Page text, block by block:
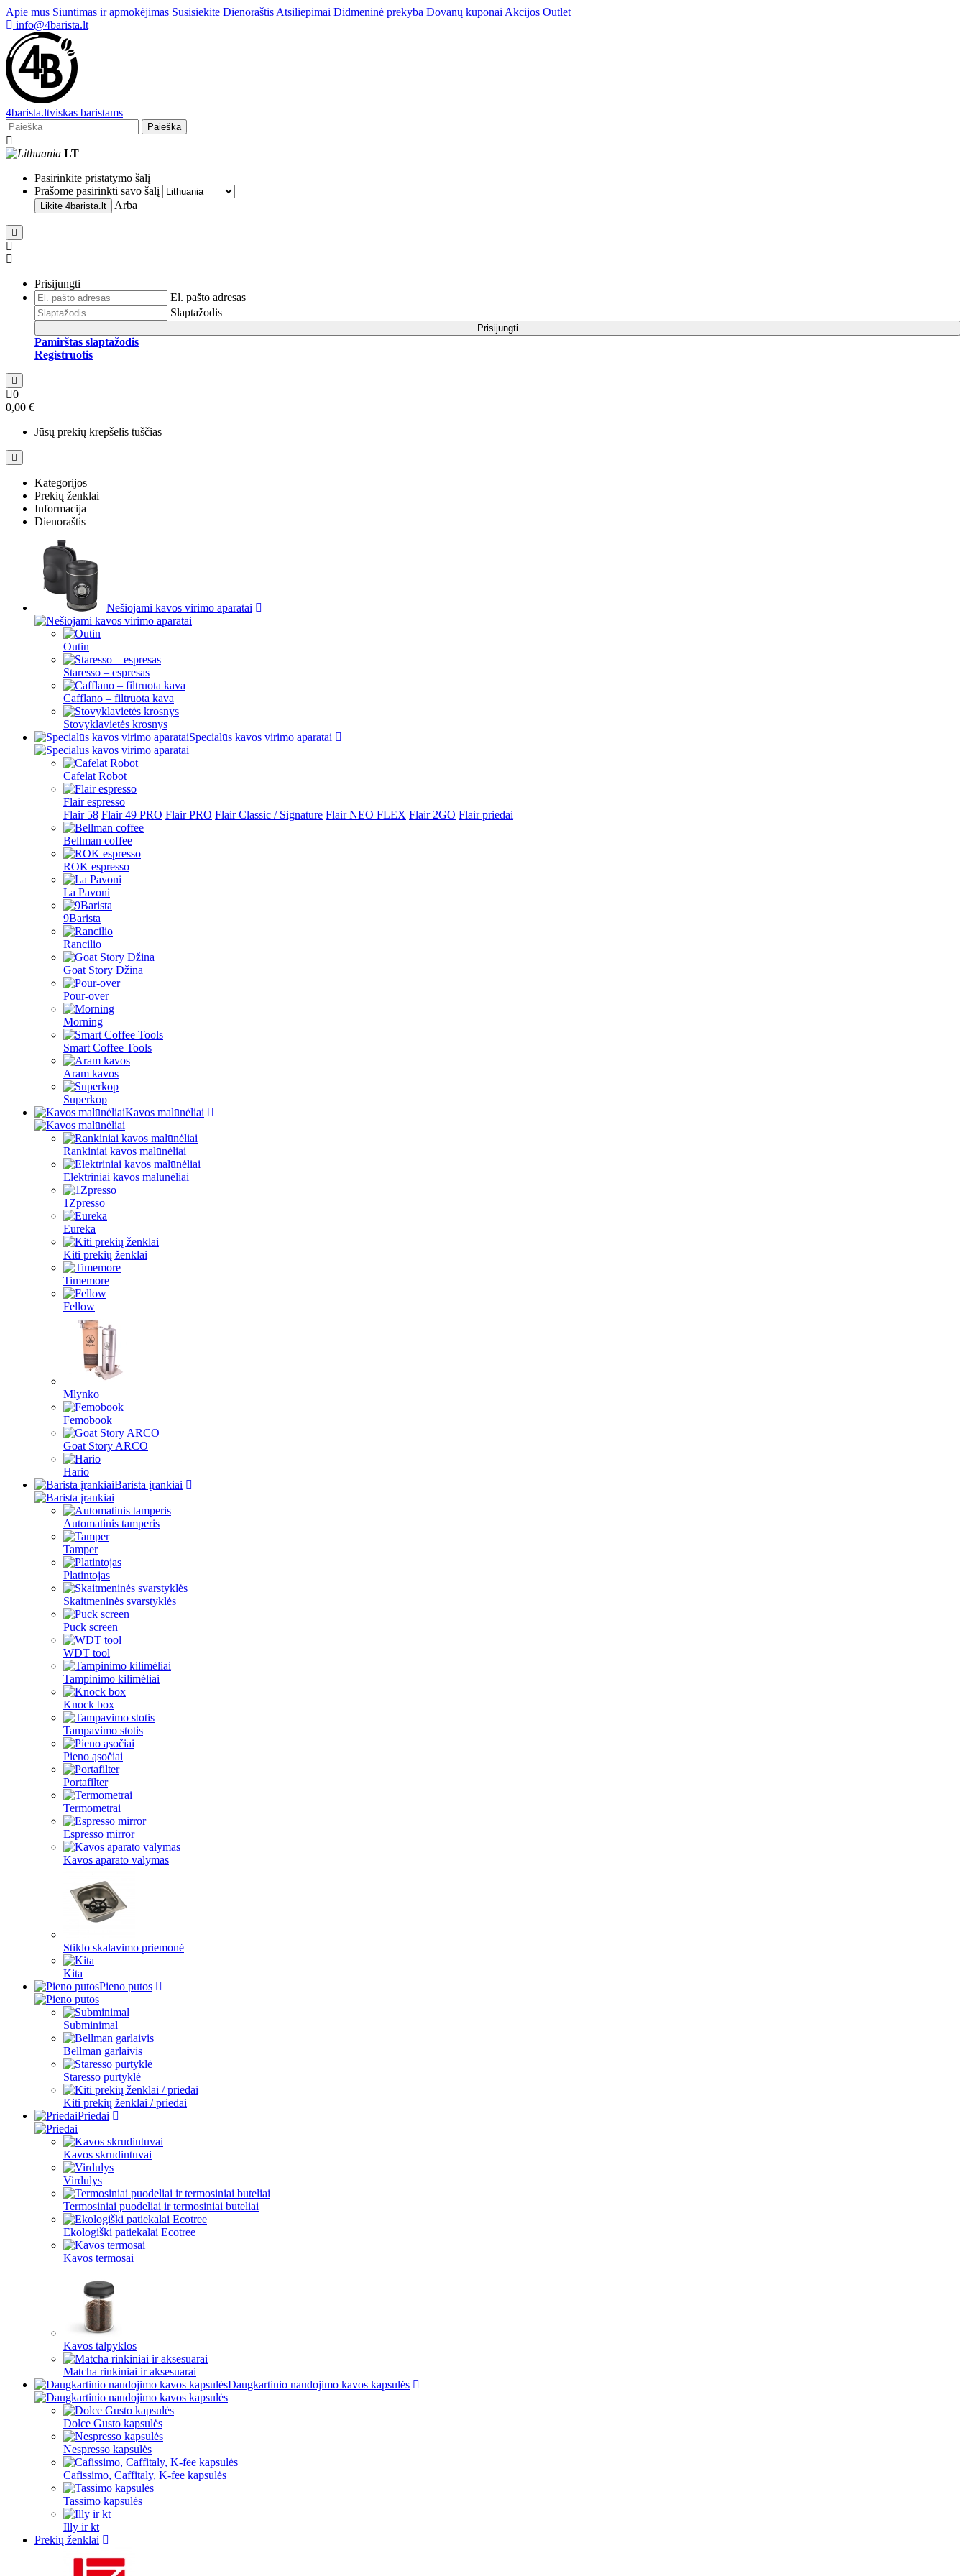
Apie mus Siuntimas ir apmokėjimas Susisiekite Dienoraštis Atsiliepimai Didmeninė prekyba Dovanų kuponai Akcijos Outlet
info@4barista.lt
4barista.ltviskas baristams
Paieška
LT
Pasirinkite pristatymo šalį
Prašome pasirinkti savo šalį
Likite 4barista.lt Arba
Prisijungti
El. pašto adresas
Slaptažodis
Prisijungti
Pamirštas slaptažodis
Registruotis
0
0,00 €
Jūsų prekių krepšelis tuščias
Kategorijos
Prekių ženklai
Informacija
Dienoraštis
Nešiojami kavos virimo aparatai
Outin
Staresso – espresas
Cafflano – filtruota kava
Stovyklavietės krosnys
Specialūs kavos virimo aparatai
Cafelat Robot
Flair espresso
Flair 58 Flair 49 PRO Flair PRO Flair Classic / Signature Flair NEO FLEX Flair 2GO Flair priedai
Bellman coffee
ROK espresso
La Pavoni
9Barista
Rancilio
Goat Story Džina
Pour-over
Morning
Smart Coffee Tools
Aram kavos
Superkop
Kavos malūnėliai
Rankiniai kavos malūnėliai
Elektriniai kavos malūnėliai
1Zpresso
Eureka
Kiti prekių ženklai
Timemore
Fellow
Mlynko
Femobook
Goat Story ARCO
Hario
Barista įrankiai
Automatinis tamperis
Tamper
Platintojas
Skaitmeninės svarstyklės
Puck screen
WDT tool
Tampinimo kilimėliai
Knock box
Tampavimo stotis
Pieno ąsočiai
Portafilter
Termometrai
Espresso mirror
Kavos aparato valymas
Stiklo skalavimo priemonė
Kita
Pieno putos
Subminimal
Bellman garlaivis
Staresso purtyklė
Kiti prekių ženklai / priedai
Priedai
Kavos skrudintuvai
Virdulys
Termosiniai puodeliai ir termosiniai buteliai
Ekologiški patiekalai Ecotree
Kavos termosai
Kavos talpyklos
Matcha rinkiniai ir aksesuarai
Daugkartinio naudojimo kavos kapsulės
Dolce Gusto kapsulės
Nespresso kapsulės
Cafissimo, Caffitaly, K-fee kapsulės
Tassimo kapsulės
Illy ir kt
Prekių ženklai